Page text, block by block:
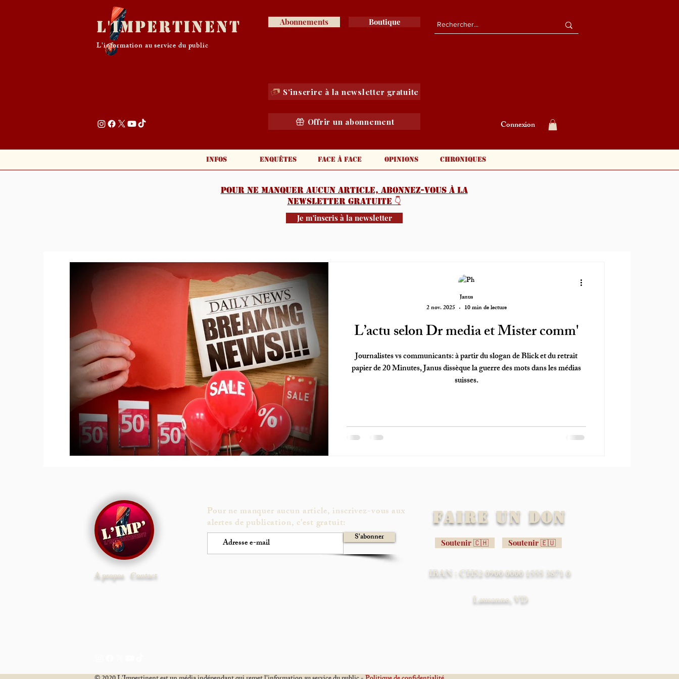
L'Impertinent
L'information au service du public
Abonnements Boutique
S'inscrire à la newsletter gratuite
Offrir un abonnement Connexion
Infos Enquêtes Face à face Opinions Chroniques
Pour ne manquer aucun article, abonnez-vous à la
newsletter gratuite 👇️
Je m'inscris à la newsletter
L’actu selon Dr media et Mister comm'
Journalistes vs communicants: à partir du slogan de Blick et du retrait
papier de 20 Minutes, Janus dissèque la guerre des mots dans les médias
suisses.
Janus
2 nov. 2025
10 min de lecture
A propos Contact
Pour ne manquer aucun article, inscrivez-vous aux
alertes de publication, c'est gratuit:
S'abonner
Faire un don
Soutenir 🇨🇭 Soutenir 🇪🇺
IBAN : CH52 0900 0000 1555 3871 0
Lausanne, VD